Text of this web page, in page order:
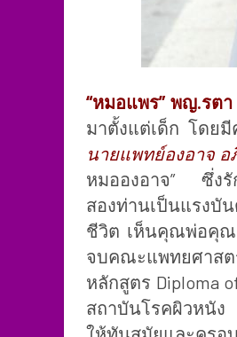
“หมอแพร” พญ.รต
มาตั้งแต่เด็ก โดย
นายแพทย์องอาจ อ
หมอองอาจ” ซึ่งรั
สองท่านเป็นแรง
ชีวิต เห็นคุณพ่อคุณ
จบคณะแพทยศาส
หลักสูตร Diploma
สถาบันโรคผิวหนัง